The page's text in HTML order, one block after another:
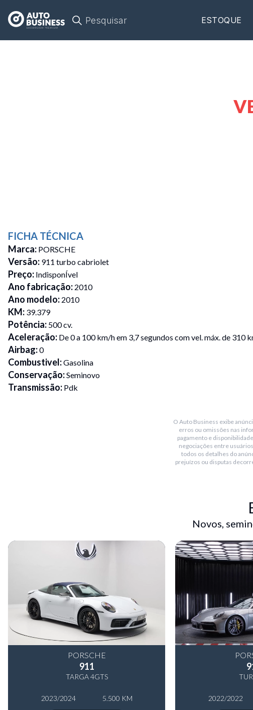
Pesquisar ESTOQUE
FICHA TÉCNICA
Marca: PORSCHE
Versão: 911 turbo cabriolet
Preço: IndisponÍvel
Ano fabricação: 2010
Ano modelo: 2010
KM: 39.379
Potência: 500 cv.
Aceleração: De 0 a 100 km/h em 3,7 segundos com vel. máx. de 310
Airbag:0
Combustivel:Gasolina
Conservação:Seminovo
Transmissão: Pdk
Em couro marrom com regulagens elétricas, memória,
Piloto automático:Sim
Sistema de som bose com tela pcm touch screen, gps, tv,
Sensor de chuva:Não
Sensor de estacionamento : Traseiro
O Auto Business exibe
erros ou omissões nas
pagamento e
negociações entre
todos os detalhes do
prejuízos ou disputas
Novos,
PORSCHE
911
TARGA 4GTS
2023/2024 5.500 KM 2022/2022